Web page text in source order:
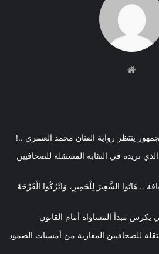
ينتظر رواية الفنان محمد العسري ..!
نريده في النقابة المستقلة للصحافيين
.. هَاتُوا الشَّعِيرَ لِلْحَمِيرِ، وَاتْرُكُوا الْفَرْجَةَ
مبدأ المساواة أمام القانون
المستقلة للصحافيين المغاربة من أمسيات الصمود